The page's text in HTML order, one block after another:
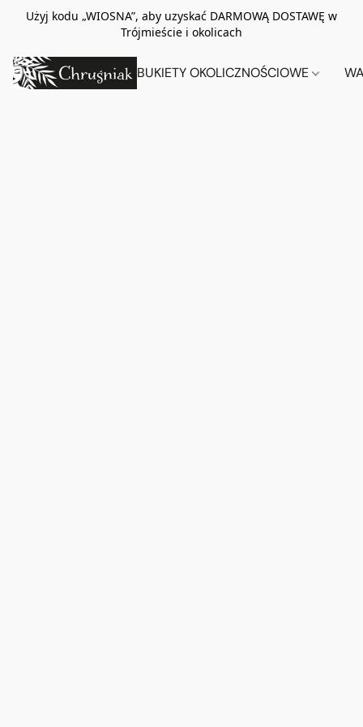
Użyj kodu „WIOSNA”, aby uzyskać DARMOWĄ DOSTAWĘ w
Trójmieście i okolicach
BUKIETY OKOLICZNOŚCIOWE